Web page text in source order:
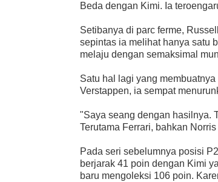
Beda dengan Kimi. Ia
Setibanya di parc ferme,
sepintas ia melihat hanya satu
melaju dengan semaksimal
Satu hal lagi yang
Verstappen, ia sempat
"Saya seang dengan hasilnya.
Terutama Ferrari, bahkan
Pada seri sebelumnya posisi
berjarak 41 poin dengan Kimi
baru mengoleksi 106 poin.